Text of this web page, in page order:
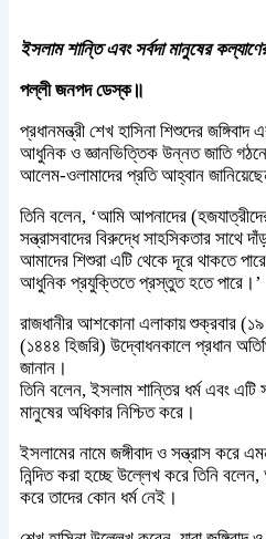
ইসলাম শান্তি এবং সর্বদা মানুষের
পল্লী জনপদ ডেস্ক॥
প্রধানমন্ত্রী শেখ হাসিনা শিশুদের
আধুনিক ও জ্ঞানভিত্তিক উন্নত জাতি
আলেম-ওলামাদের প্রতি আহ্বান
তিনি বলেন, ‘আমি আপনাদের
সন্ত্রাসবাদের বিরুদ্ধে সাহসিকতার সাথে
আমাদের শিশুরা এটি থেকে দূরে থাকতে
আধুনিক প্রযুক্তিতে প্রস্তুত হতে পারে।’
রাজধানীর আশকোনা এলাকায় শুক্রবার
(১৪৪৪ হিজরি) উদ্বোধনকালে প্রধান
জানান।
তিনি বলেন, ইসলাম শান্তির ধর্ম এবং এটি
মানুষের অধিকার নিশ্চিত করে।
ইসলামের নামে জঙ্গীবাদ ও সন্ত্রাস করে
নিন্দিত করা হচ্ছে উল্লেখ করে তিনি বলেন,
করে তাদের কোন ধর্ম নেই।